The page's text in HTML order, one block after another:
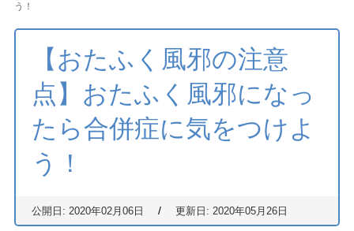
う！
【おたふく風邪の注意
点】おたふく風邪になっ
たら合併症に気をつけよ
う！
公開日: 2020年02月06日 / 更新日: 2020年05月26日